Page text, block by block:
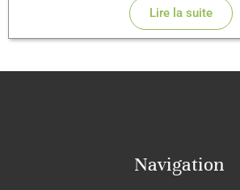
Lire la suite
Navigation